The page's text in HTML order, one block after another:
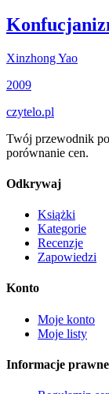
Xinzhong Yao
2009
czytelo.pl
Twój przewodnik
porównanie cen.
Odkrywaj
Książki
Kategorie
Recenzje
Zapowiedzi
Konto
Moje konto
Moje listy
Informacje prawne